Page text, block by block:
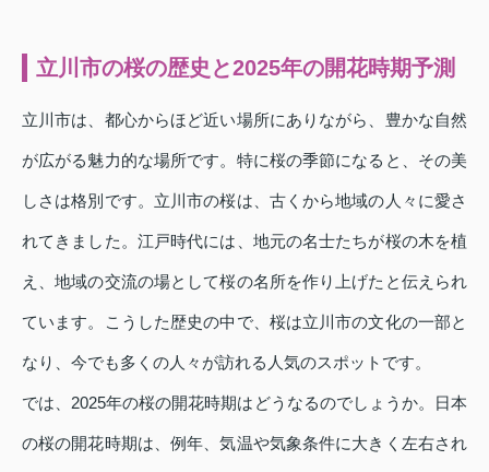
立川市の桜の歴史と2025年の開花時期予測
立川市は、都心からほど近い場所にありながら、豊かな自然
が広がる魅力的な場所です。特に桜の季節になると、その美
しさは格別です。立川市の桜は、古くから地域の人々に愛さ
れてきました。江戸時代には、地元の名士たちが桜の木を植
え、地域の交流の場として桜の名所を作り上げたと伝えられ
ています。こうした歴史の中で、桜は立川市の文化の一部と
なり、今でも多くの人々が訪れる人気のスポットです。
では、2025年の桜の開花時期はどうなるのでしょうか。日本
の桜の開花時期は、例年、気温や気象条件に大きく左右され